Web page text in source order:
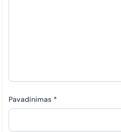
Pavadinimas *